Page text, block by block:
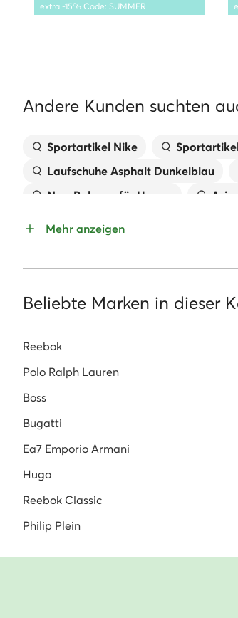
extra -15% Code: SUMMER
Andere Kunden suchten
Sportartikel Nike
Laufschuhe Asphalt Dunkelblau
New Balance für Herren
Blaue Pantoletten für Herren
Mehr anzeigen
Beliebte Marken in dieser
Reebok
Polo Ralph Lauren
Boss
Bugatti
Ea7 Emporio Armani
Hugo
Reebok Classic
Philip Plein